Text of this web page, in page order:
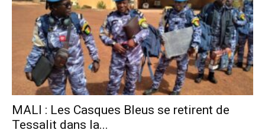
MALI : Les Casques Bleus se retirent de
Tessalit dans la...